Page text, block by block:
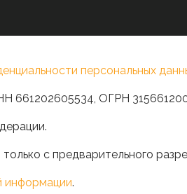
персональных
661202605534, ОГРН
с предварительного
информации.